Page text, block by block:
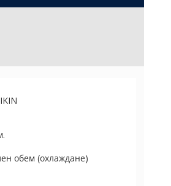
обем (охлаждане)